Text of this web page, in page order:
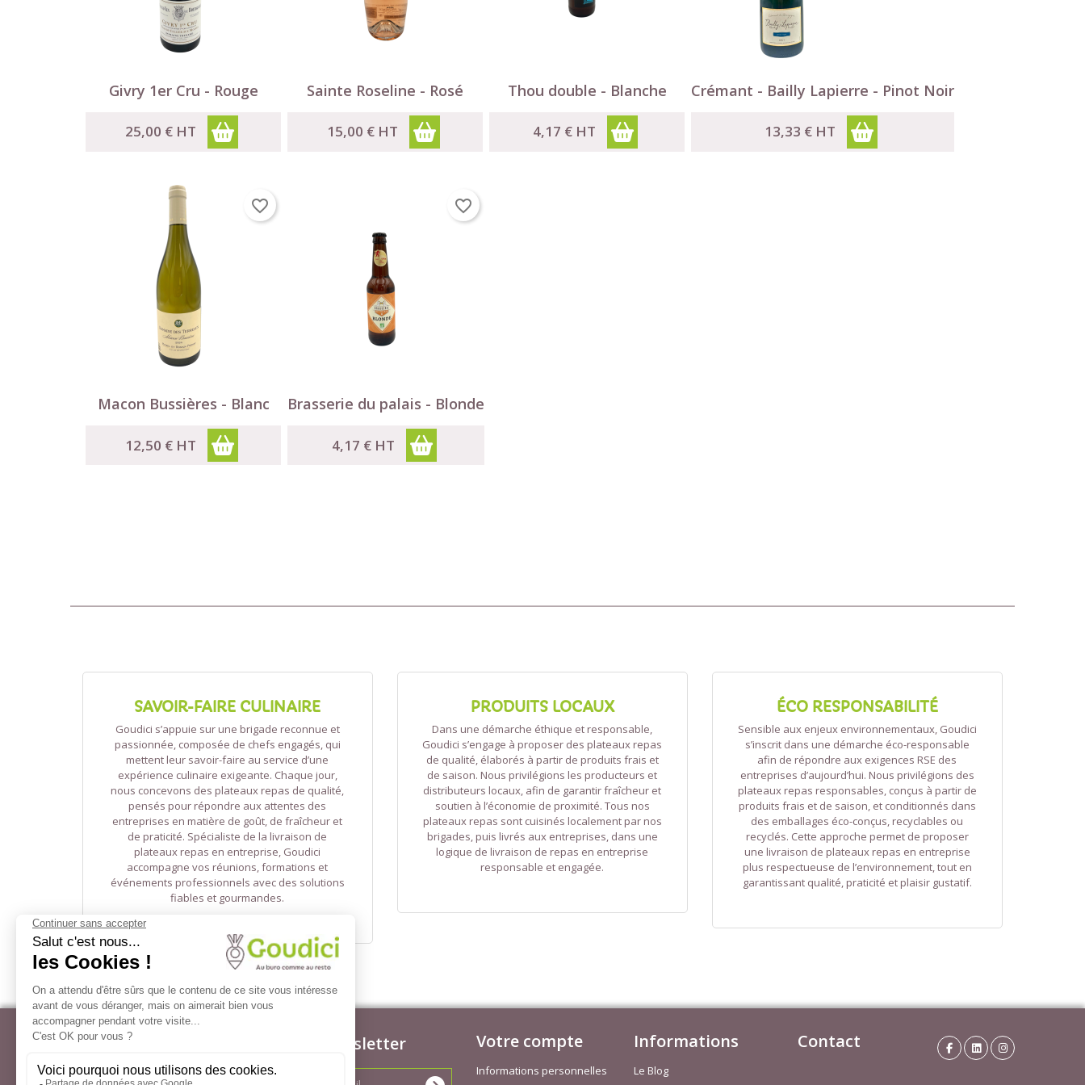
Givry 1er Cru - Rouge
25,00 € HT
 Aperçu rapide Sainte Roseline - Rosé
15,00 € HT
Aperçu rapide Thou double - Blanche
4,17 € HT
Aperçu rapide Crémant - Bailly Lapierre - Pinot Noir
13,33 € HT
 Aperçu rapide
Macon Bussières - Blanc
12,50 € HT
Aperçu rapide
favorite_border
Brasserie du palais - Blonde
4,17 € HT
Aperçu rapide
favorite_border
SAVOIR-FAIRE CULINAIRE
Goudici s’appuie sur une brigade reconnue et
passionnée, composée de chefs engagés, qui
mettent leur savoir-faire au service d’une
expérience culinaire exigeante. Chaque jour,
nous concevons des plateaux repas de qualité,
pensés pour répondre aux attentes des
entreprises en matière de goût, de fraîcheur et
de praticité. Spécialiste de la livraison de
plateaux repas en entreprise, Goudici
accompagne vos réunions, formations et
événements professionnels avec des solutions
fiables et gourmandes.
PRODUITS LOCAUX
Dans une démarche éthique et responsable,
Goudici s’engage à proposer des plateaux repas
de qualité, élaborés à partir de produits frais et
de saison. Nous privilégions les producteurs et
distributeurs locaux, afin de garantir fraîcheur et
soutien à l’économie de proximité. Tous nos
plateaux repas sont cuisinés localement par nos
brigades, puis livrés aux entreprises, dans une
logique de livraison de repas en entreprise
responsable et engagée.
ÉCO RESPONSABILITÉ
Sensible aux enjeux environnementaux, Goudici
s’inscrit dans une démarche éco-responsable
afin de répondre aux exigences RSE des
entreprises d’aujourd’hui. Nous privilégions des
plateaux repas responsables, conçus à partir de
produits frais et de saison, et conditionnés dans
des emballages éco-conçus, recyclables ou
recyclés. Cette approche permet de proposer
une livraison de plateaux repas en entreprise
plus respectueuse de l’environnement, tout en
garantissant qualité, praticité et plaisir gustatif.
Goudici
31 rue Wilson
Newsletter Votre compte
Informations personnelles
Informations
Le Blog
Contact